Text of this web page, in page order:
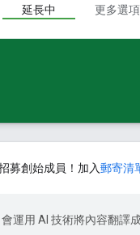
延長中 更多選項
募創始成員！加入郵寄清
運用 AI 技術將內容翻譯